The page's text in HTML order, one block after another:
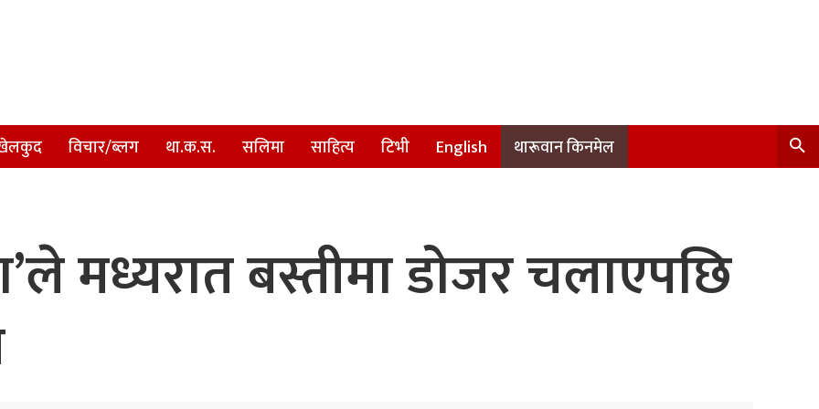
विचार/ब्लग था.क.स. सलिमा साहित्य टिभी English थारूवान किनमेल
मध्यरात बस्तीमा डोजर चलाएपछि